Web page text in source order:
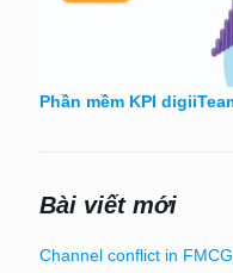
Phần mềm KPI
Bài viết mới
Channel conflict in